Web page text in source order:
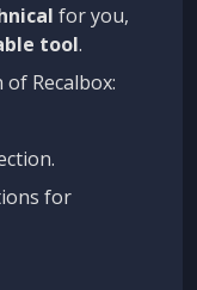
for you,
tool.
Recalbox:
for